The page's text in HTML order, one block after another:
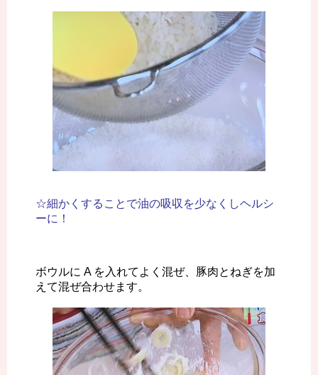
☆細かくすることで油の吸収を少なくしヘルシ
ーに！
ボウルに A を入れてよく混ぜ、豚肉とねぎを加
えて混ぜ合わせます。